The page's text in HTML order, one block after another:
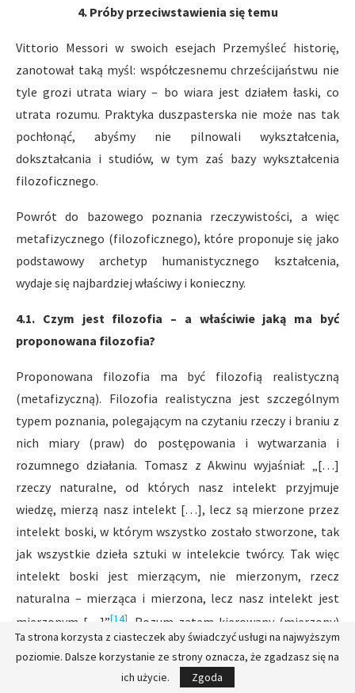
4. Próby przeciwstawienia się temu
Vittorio Messori w swoich esejach Przemyśleć historię,
zanotował taką myśl: współczesnemu chrześcijaństwu nie
tyle grozi utrata wiary – bo wiara jest działem łaski, co
utrata rozumu. Praktyka duszpasterska nie może nas tak
pochłonąć, abyśmy nie pilnowali wykształcenia,
dokształcania i studiów, w tym zaś bazy wykształcenia
filozoficznego.
Powrót do bazowego poznania rzeczywistości, a więc
metafizycznego (filozoficznego), które proponuje się jako
podstawowy archetyp humanistycznego kształcenia,
wydaje się najbardziej właściwy i konieczny.
4.1. Czym jest filozofia – a właściwie jaką ma być
proponowana filozofia?
Proponowana filozofia ma być filozofią realistyczną
(metafizyczną). Filozofia realistyczna jest szczególnym
typem poznania, polegającym na czytaniu rzeczy i braniu z
nich miary (praw) do postępowania i wytwarzania i
rozumnego działania. Tomasz z Akwinu wyjaśniał: „[…]
rzeczy naturalne, od których nasz intelekt przyjmuje
wiedzę, mierzą nasz intelekt […], lecz są mierzone przez
intelekt boski, w którym wszystko zostało stworzone, tak
jak wszystkie dzieła sztuki w intelekcie twórcy. Tak więc
intelekt boski jest mierzącym, nie mierzonym, rzecz
naturalna – mierząca i mierzona, lecz nasz intelekt jest
mierzonym […]”[14]
. Rozum zatem kierowany (mierzony)
prawdą rzeczy staje się rozumem prawym, a wola
kierowania odczytaną prawdą o dobru staje się wolą prawą,
artysta kierowany pięknem rzeczy tworzy dzieła piękne.
Ta strona korzysta z ciasteczek aby świadczyć usługi na najwyższym
poziomie. Dalsze korzystanie ze strony oznacza, że zgadzasz się na
ich użycie.
Zgoda